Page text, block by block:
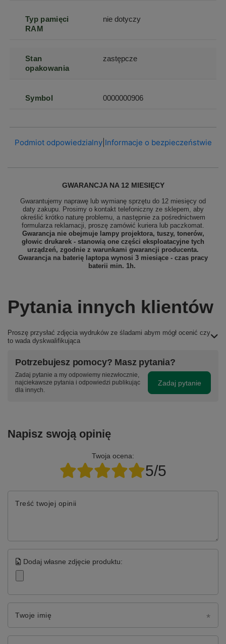
Typ pamięci
RAM
nie dotyczy
Stan
opakowania
zastępcze
Symbol 0000000906
Podmiot odpowiedzialny| Informacje o bezpieczeństwie
GWARANCJA NA 12 MIESIĘCY
Gwarantujemy naprawę lub wymianę sprzętu do 12 miesięcy od
daty zakupu. Prosimy o kontakt telefoniczny ze sklepem, aby
określić krótko naturę problemu, a następnie za pośrednictwem
formularza reklamacji, proszę zamówić kuriera lub paczkomat.
Gwarancja nie obejmuje lampy projektora, tuszy, tonerów,
głowic drukarek - stanowią one części eksploatacyjne tych
urządzeń, zgodnie z warunkami gwarancji producenta.
Gwarancja na baterię laptopa wynosi 3 miesiące - czas pracy
baterii min. 1h.
Pytania innych klientów
Proszę przysłać zdjęcia wydruków ze śladami abym mógł ocenić czy
to wada dyskwalifikująca
Potrzebujesz pomocy? Masz pytania?
Zadaj pytanie a my odpowiemy niezwłocznie,
najciekawsze pytania i odpowiedzi publikując
dla innych.
Zadaj pytanie
Napisz swoją opinię
Twoja ocena:
5/5
Treść twojej opinii
Dodaj własne zdjęcie produktu:
Twoje imię